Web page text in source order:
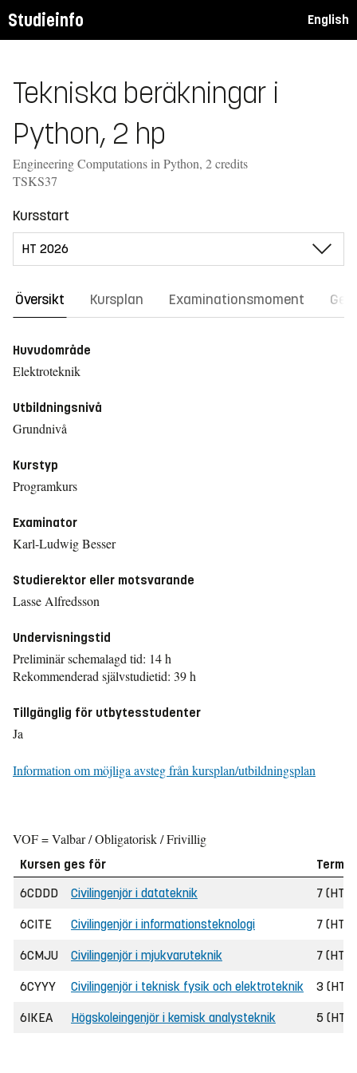
Studieinfo English
Tekniska beräkningar i
Python, 2 hp
Engineering Computations in Python, 2 credits
TSKS37
Kursstart
Översikt Kursplan Examinationsmoment
Huvudområde
Elektroteknik
Utbildningsnivå
Grundnivå
Kurstyp
Programkurs
Examinator
Karl-Ludwig Besser
Studierektor eller motsvarande
Lasse Alfredsson
Undervisningstid
Preliminär schemalagd tid: 14 h
Rekommenderad självstudietid: 39 h
Tillgänglig för utbytesstudenter
Ja
Information om möjliga avsteg från kursplan/utbildningsplan
VOF = Valbar / Obligatorisk / Frivillig
Kursen ges för
Termin
6CDDD
Civilingenjör i datateknik 7 (HT
6CITE Civilingenjör i informationsteknologi 7 (HT
6CMJU Civilingenjör i mjukvaruteknik 7 (HT
6CYYY Civilingenjör i teknisk fysik och elektroteknik 3 (HT
6IKEA Högskoleingenjör i kemisk analysteknik 5 (HT